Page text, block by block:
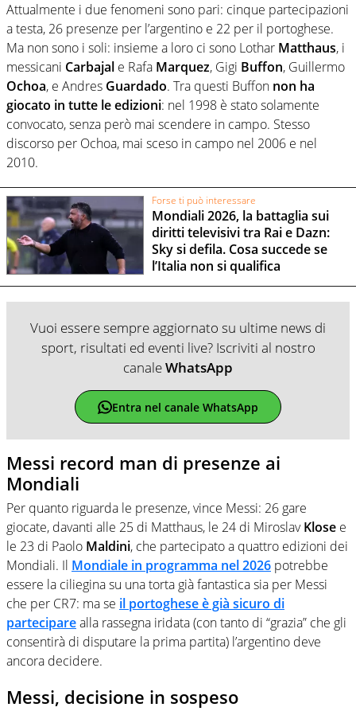
Attualmente i due fenomeni sono pari: cinque partecipazioni
a testa, 26 presenze per l’argentino e 22 per il portoghese.
Ma non sono i soli: insieme a loro ci sono Lothar Matthaus, i
messicani Carbajal e Rafa Marquez, Gigi Buffon, Guillermo
Ochoa, e Andres Guardado. Tra questi Buffon non ha
giocato in tutte le edizioni: nel 1998 è stato solamente
convocato, senza però mai scendere in campo. Stesso
discorso per Ochoa, mai sceso in campo nel 2006 e nel
2010.
Forse ti può interessare
Mondiali 2026, la battaglia sui
diritti televisivi tra Rai e Dazn:
Sky si defila. Cosa succede se
l’Italia non si qualifica
Vuoi essere sempre aggiornato su ultime news di
sport, risultati ed eventi live? Iscriviti al nostro
canaleWhatsApp
Entra nel canale WhatsApp
Messi record man di presenze ai
Mondiali
Per quanto riguarda le presenze, vince Messi: 26 gare
giocate, davanti alle 25 di Matthaus, le 24 di MiroslavKlose e
le 23 di Paolo Maldini, che partecipato a quattro edizioni dei
Mondiali. Il Mondiale in programma nel 2026 potrebbe
essere la ciliegina su una torta già fantastica sia per Messi
che per CR7: ma se il portoghese è già sicuro di
parteciparealla rassegna iridata (con tanto di “grazia” che gli
consentirà di disputare la prima partita) l’argentino deve
ancora decidere.
Messi, decisione in sospeso